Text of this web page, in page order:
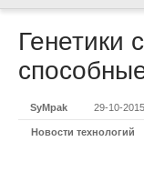
Генетики
SyMpak 29-10-
Новости технологий